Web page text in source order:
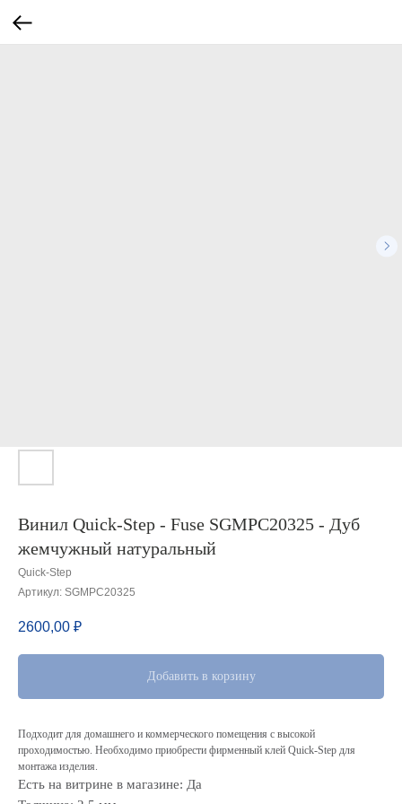
Винил Quick-Step - Fuse SGMPC20325 - Дуб
жемчужный натуральный
Quick-Step
Артикул: SGMPC20325
2600,00 ₽
Добавить в корзину
Подходит для домашнего и коммерческого помещения с высокой
проходимостью. Необходимо приобрести фирменный клей Quick-Step для
монтажа изделия.
Есть на витрине в магазине: Да